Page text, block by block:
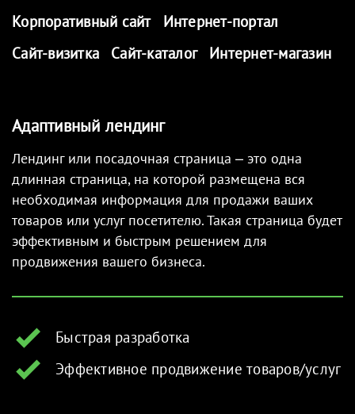
Корпоративный сайт
Интернет-портал
Сайт-визитка
Сайт-каталог Интернет-магазин
Адаптивный лендинг
Лендинг или посадочная страница – это одна
длинная страница, на которой размещена вся
необходимая информация для продажи ваших
товаров или услуг посетителю. Такая страница будет
эффективным и быстрым решением для
продвижения вашего бизнеса.
Быстрая разработка
Эффективное продвижение товаров/услуг